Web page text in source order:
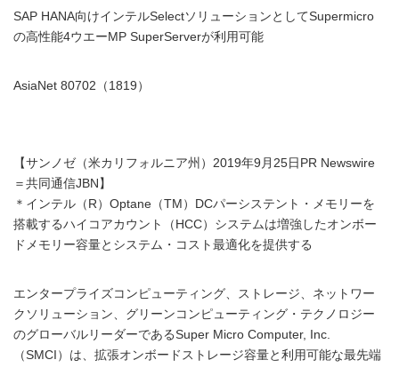
SAP HANA向けインテルSelectソリューションとしてSupermicro
の高性能4ウエーMP SuperServerが利用可能
AsiaNet 80702（1819）
【サンノゼ（米カリフォルニア州）2019年9月25日PR Newswire
＝共同通信JBN】
＊インテル（R）Optane（TM）DCパーシステント・メモリーを
搭載するハイコアカウント（HCC）システムは増強したオンボー
ドメモリー容量とシステム・コスト最適化を提供する
エンタープライズコンピューティング、ストレージ、ネットワー
クソリューション、グリーンコンピューティング・テクノロジー
のグローバルリーダーであるSuper Micro Computer, Inc.
（SMCI）は、拡張オンボードストレージ容量と利用可能な最先端